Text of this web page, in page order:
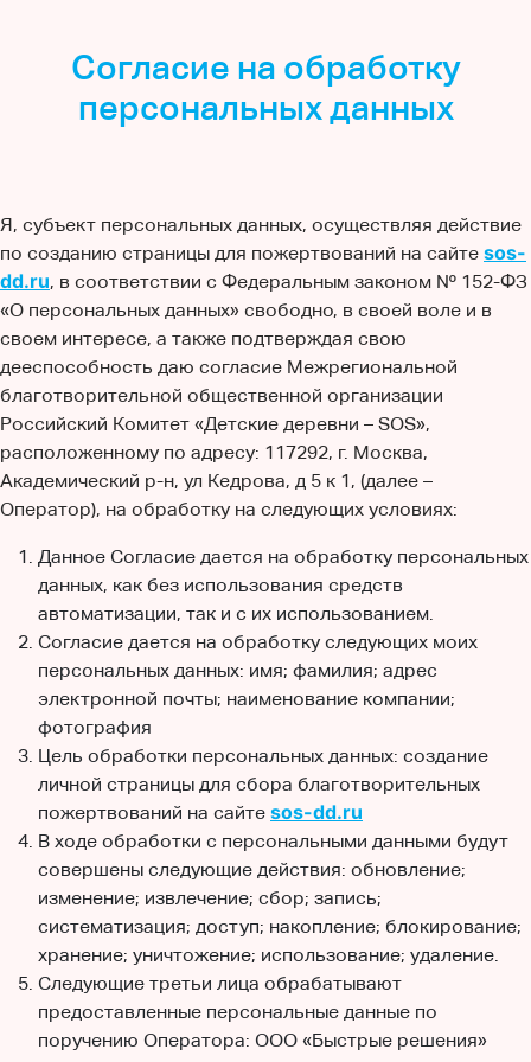
Согласие на обработку
персональных данных
Я, субъект персональных данных, осуществляя действие
по созданию страницы для пожертвований на сайте sos-
dd.ru, в соответствии с Федеральным законом № 152-ФЗ
«О персональных данных» свободно, в своей воле и в
своем интересе, а также подтверждая свою
дееспособность даю согласие Межрегиональной
благотворительной общественной организации
Российский Комитет «Детские деревни – SOS»,
расположенному по адресу: 117292, г. Москва,
Академический р-н, ул Кедрова, д 5 к 1, (далее –
Оператор), на обработку на следующих условиях:
Данное Согласие дается на обработку персональных
данных, как без использования средств
автоматизации, так и с их использованием.
Согласие дается на обработку следующих моих
персональных данных: имя; фамилия; адрес
электронной почты; наименование компании;
фотография
Цель обработки персональных данных: создание
личной страницы для сбора благотворительных
пожертвований на сайте sos-dd.ru
В ходе обработки с персональными данными будут
совершены следующие действия: обновление;
изменение; извлечение; сбор; запись;
систематизация; доступ; накопление; блокирование;
хранение; уничтожение; использование; удаление.
Следующие третьи лица обрабатывают
предоставленные персональные данные по
поручению Оператора: ООО «Быстрые решения»